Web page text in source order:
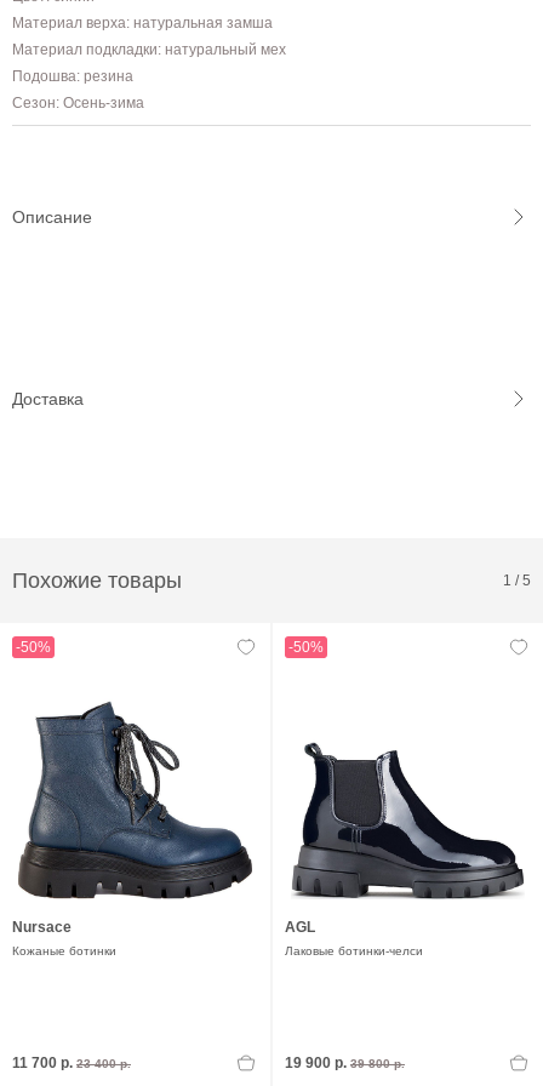
Материал верха: натуральная замша
Материал подкладки: натуральный мех
Подошва: резина
Сезон: Осень-зима
Описание
Доставка
Похожие товары 1 /5
-50%
Nursace
Кожаные ботинки
11 700 р. 23 400 р.
-50%
AGL
Лаковые ботинки-челси
19 900 р. 39 800 р.